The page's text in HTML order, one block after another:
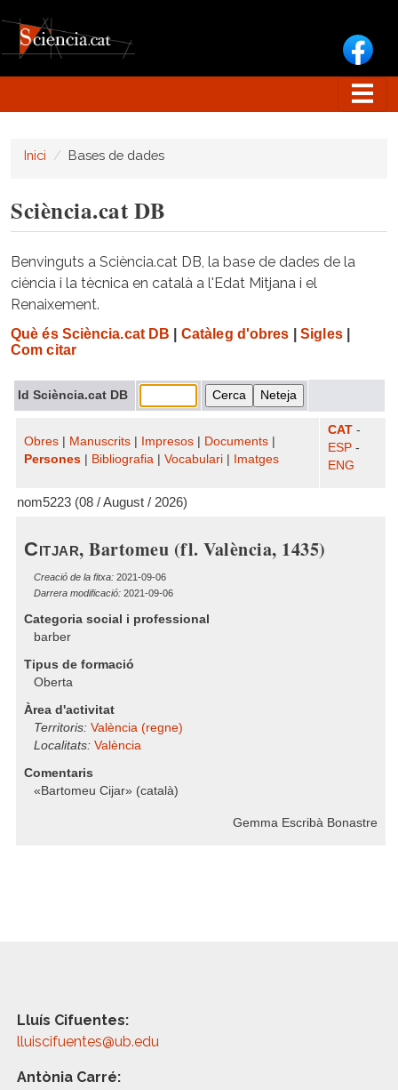
Inici Bases de dades
Sciència.cat DB
Benvinguts a Sciència.cat DB, la base de dades de la
ciència i la tècnica en català a l'Edat Mitjana i el
Renaixement.
Què és Sciència.cat DB Catàleg d'obres Sigles|
Com citar
Id Sciència.cat DB
Obres Manuscrits Impresos Documents
Persones
Bibliografia Vocabulari Imatges
CAT -
ESP -
ENG
nom5223 (08 / August / 2026)
Citjar, Bartomeu (fl. València, 1435)
Creació de la fitxa: 2021-09-06
Darrera modificació: 2021-09-06
Categoria social i professional
barber
Tipus de formació
Oberta
Àrea d'activitat
Territoris: València (regne)
Localitats: València
Comentaris
«Bartomeu Cijar» (català)
Gemma Escribà Bonastre
Lluís Cifuentes:
lluiscifuentes@ub.edu
Antònia Carré: